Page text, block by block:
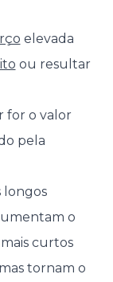
elevada
ou resultar
for o valor
pela
longos
o
curtos
tornam o